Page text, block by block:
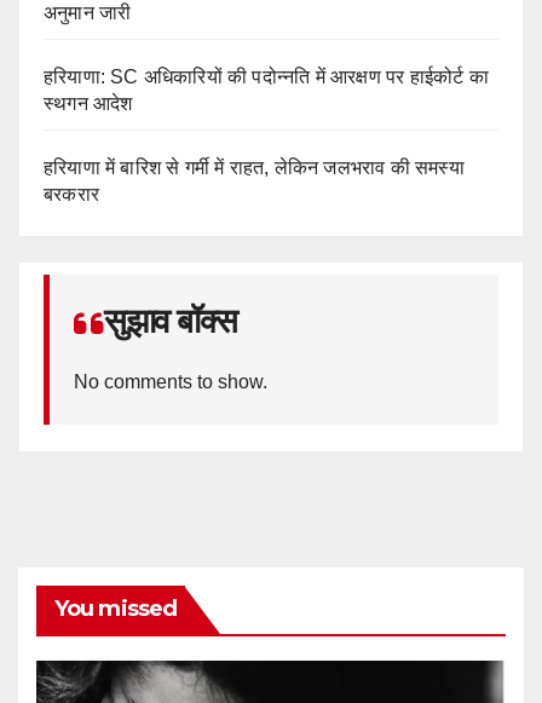
अनुमान जारी
हरियाणा: SC अधिकारियों की पदोन्नति में आरक्षण पर हाईकोर्ट का
स्थगन आदेश
हरियाणा में बारिश से गर्मी में राहत, लेकिन जलभराव की समस्या
बरकरार
सुझाव बॉक्स
No comments to show.
You missed